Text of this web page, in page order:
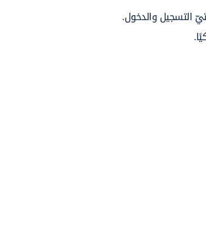
التسجيل والدخول.